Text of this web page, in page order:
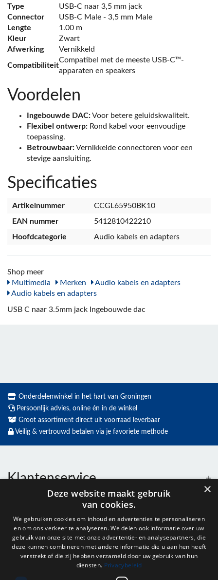
Type
USB-C naar 3,5 mm jack
Connector
USB-C Male - 3,5 mm Male
Lengte
1.00 m
Kleur
Zwart
Afwerking
Vernikkeld
Compatibiliteit
Compatibel met de meeste USB-C™-
apparaten en speakers
Voordelen
Ingebouwde DAC:Voor betere geluidskwaliteit.
Flexibel ontwerp: Rond kabel voor eenvoudige
toepassing.
Betrouwbaar:Vernikkelde connectoren voor een
stevige aansluiting.
Specificaties
Artikelnummer
CCGL65950BK10
EAN nummer
5412810422210
Hoofdcategorie
Audio kabels en adapters
Shop meer
Multimedia
Merken
Audio kabels en adapters
Audio kabels en adapters
USB C naar 3.5mm jack Ingebouwde dac
Onderdelenwinkel in het hart van Groningen
Persoonlijk advies, online én in de winkel
Groot assortiment direct uit voorraad leverbaar
Veilig & vertrouwd betalen via je favoriete methode
Klantenservice
Openingstijden
Nieuwsbrief
×
Deze website maakt gebruik
van cookies.
We gebruiken cookies om inhoud en advertenties te personaliseren
en om ons verkeer te analyseren. We delen ook informatie over uw
gebruik van onze site met onze advertentie- en analysepartners, die
deze kunnen combineren met andere informatie die u aan hen heeft
verstrekt of die zij hebben verzameld door uw gebruik van hun
diensten. Privacybeleid